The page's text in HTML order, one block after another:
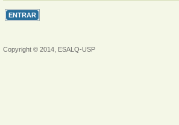
Copyright © 2014, ESALQ-USP